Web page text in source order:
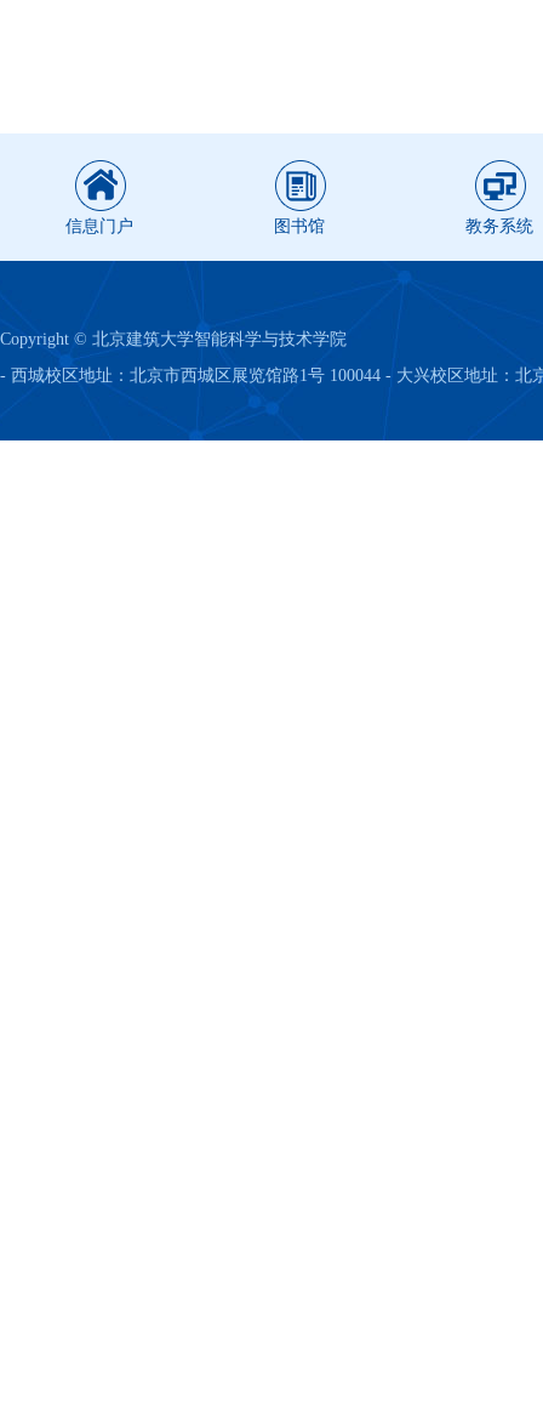
信息门户 图书馆 教务系统
Copyright © 北京建筑大学智能科学与技术学院
- 西城校区地址：北京市西城区展览馆路1号 100044 - 大兴校区地址：北